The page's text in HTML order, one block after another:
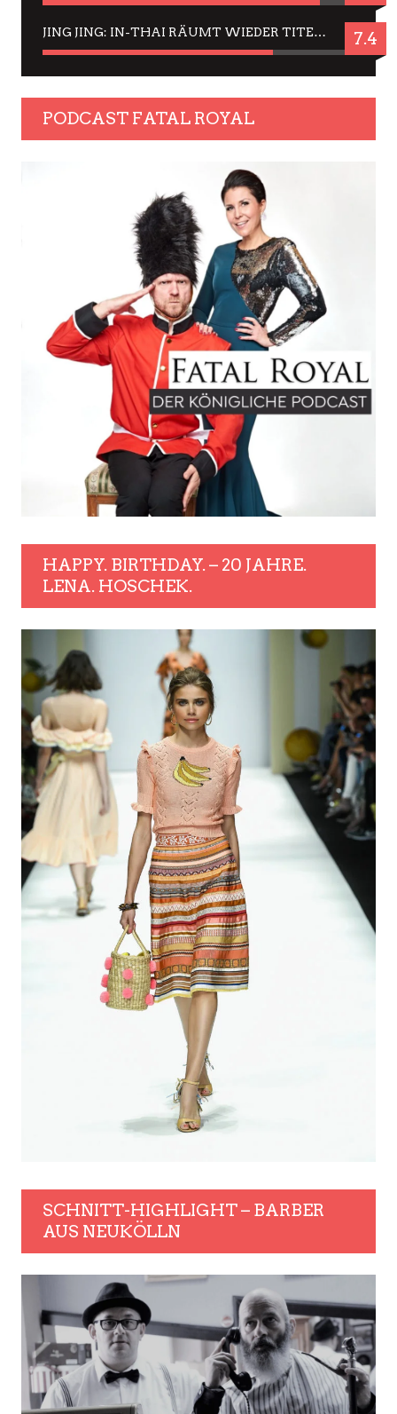
JING JING: IN-THAI RÄUMT WIEDER TITEL AB – EIN ZWEI-STUNDEN-ERLEBNISBERICHT 7.4
PODCAST FATAL ROYAL
HAPPY. BIRTHDAY. – 20 JAHRE.
LENA. HOSCHEK.
SCHNITT-HIGHLIGHT – BARBER
AUS NEUKÖLLN